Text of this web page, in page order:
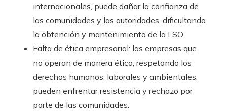
internacionales, puede dañar la confianza de
las comunidades y las autoridades, dificultando
la obtención y mantenimiento de la LSO.
Falta de ética empresarial: las empresas que
no operan de manera ética, respetando los
derechos humanos, laborales y ambientales,
pueden enfrentar resistencia y rechazo por
parte de las comunidades.